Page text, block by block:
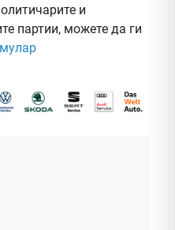
и
партии, можете да ги